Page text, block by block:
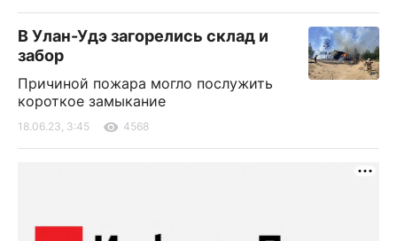
В Улан-Удэ загорелись склад и
забор
Причиной пожара могло послужить
короткое замыкание
18.06.23, 3:45 4568